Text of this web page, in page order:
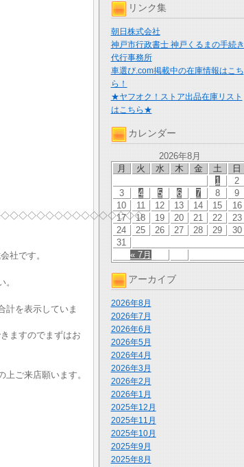
リンク集
朝日株式会社
神戸市行政書士 神戸くるまの手続き
代行事務所
車選び.com掲載中の在庫情報はこち
ら！
★ヤフオク！ストア出品在庫リスト
はこちら★
カレンダー
2026年8月
月
火 水 木 金 土 日
« 7月
1
2
3
4 5 6 7 8
9
10
11 12 13 14 15
16
17
18 19 20 21 22
23
24
25 26 27 28 29
30
31
アーカイブ
2026年8月
2026年7月
2026年6月
2026年5月
2026年4月
2026年3月
2026年2月
2026年1月
2025年12月
2025年11月
2025年10月
2025年9月
2025年8月
社です。
計を表示していま
ますのでまずはお
ご来店願います。